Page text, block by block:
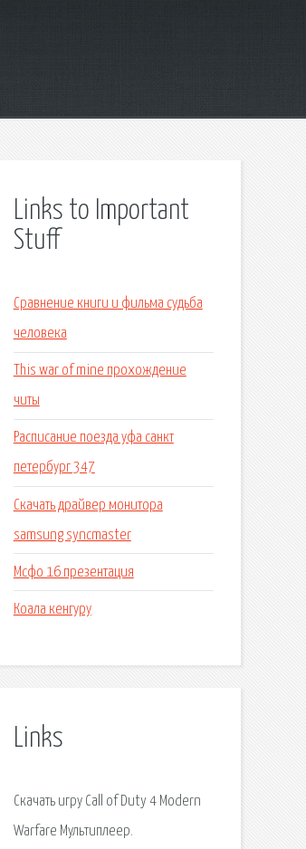
Links to Important
Stuff
Сравнение книги и фильма судьба
человека
This war of mine прохождение
читы
Расписание поезда уфа санкт
петербург 347
Скачать драйвер монитора
samsung syncmaster
Мсфо 16 презентация
Коала кенгуру
Links
Скачать игру Call of Duty 4 Modern
Warfare Мультиплеер.